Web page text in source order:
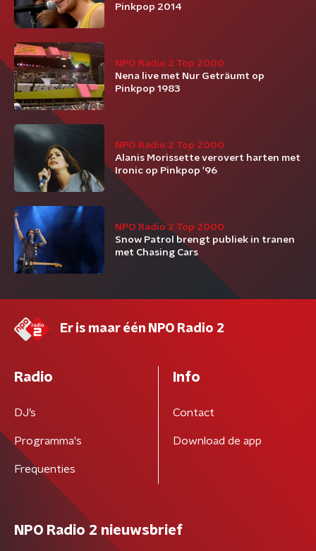
Pinkpop 2014
NPO Radio 2 Top 2000
Nena live met Nur Geträumt op
Pinkpop 1983
NPO Radio 2 Top 2000
Alanis Morissette verovert harten met
Ironic op Pinkpop '96
NPO Radio 2 Top 2000
Snow Patrol brengt publiek in tranen
met Chasing Cars
Er is maar één NPO Radio 2
Radio
DJ’s
Programma's
Frequenties
Info
Contact
Download de app
NPO Radio 2 nieuwsbrief